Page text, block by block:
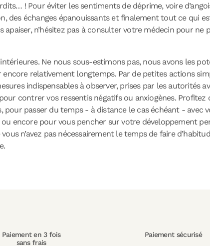
! Pour éviter les sentiments de déprime, voire
des échanges épanouissants et finalement tout ce qui
apaiser, n’hésitez pas à consulter votre médecin pour
Ne nous sous-estimons pas, nous avons les
relativement longtemps. Par de petites actions
indispensables à observer, prises par les autorités
contrer vos ressentis négatifs ou anxiogènes.
pour passer du temps - à distance le cas échéant - avec
encore pour vous pencher sur votre développement
n’avez pas nécessairement le temps de faire
Paiement en 3 fois
sans frais
Paiement sécurisé